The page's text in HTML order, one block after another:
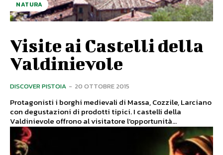
NATURA
Visite ai Castelli della
Valdinievole
DISCOVER PISTOIA - 20 OTTOBRE 2015
Protagonisti i borghi medievali di Massa, Cozzile, Larciano
con degustazioni di prodotti tipici. I castelli della
Valdinievole offrono al visitatore l'opportunità...